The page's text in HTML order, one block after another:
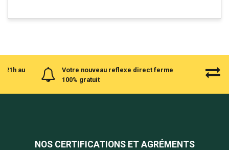
21h au
Votre nouveau reflexe direct ferme
100% gratuit
NOS CERTIFICATIONS ET AGRÉMENTS